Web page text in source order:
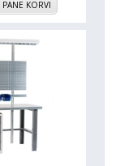
PANE KORVI